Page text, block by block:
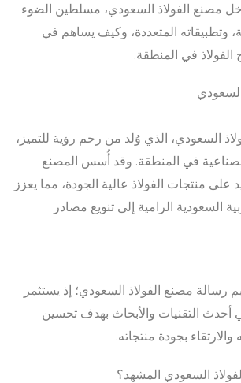
مصنع الفولاذ السعودي، مسلطين الضوء
وتطبيقاته المتعددة، وكيف يساهم في
في المنطقة.
السعودي
السعودي، الذي وُلد من رحم رؤية للتميز،
الصناعية في المنطقة. وقد أُسس المصنع
على منتجات الفولاذ عالية الجودة، مما يعزز
السعودية الرامية إلى تنويع مصادر
رسالة مصنع الفولاذ السعودي؛ إذ يستثمر
أحدث التقنيات والأبحاث بهدف تحسين
بجودة منتجاته.
السعودي المشهد؟